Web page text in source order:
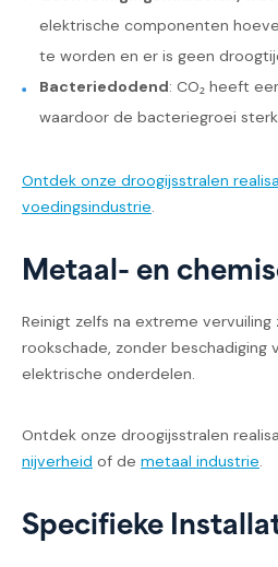
elektrische componenten
te worden en er is geen
Bacteriedodend: CO₂ heeft
waardoor de bacteriegroei
Ontdek onze droogijsstralen
voedingsindustrie.
Metaal- en
Reinigt zelfs na extreme
rookschade, zonder beschadiging
elektrische onderdelen.
Ontdek onze droogijsstralen
nijverheid of de metaal industrie.
Specifieke